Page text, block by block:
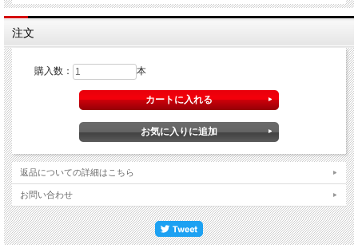
年ヴィンテージは同じ畑のピコリットとマルヴァジアをブレンドした。2022年ヴ
イフルーツや軽いスパイスへと展開。フレッシュで伸びやかな口当たり。果実の凝
縮感と塩味の旨味のバランスが抜群で、ミネラルが余韻へと持続。
注文
購入数： 本
返品についての詳細はこちら
お問い合わせ